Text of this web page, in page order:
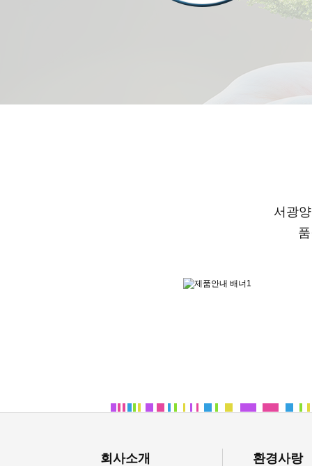
서광
비용절감 측면에서도 큰 효과가
회사소개 환경사랑